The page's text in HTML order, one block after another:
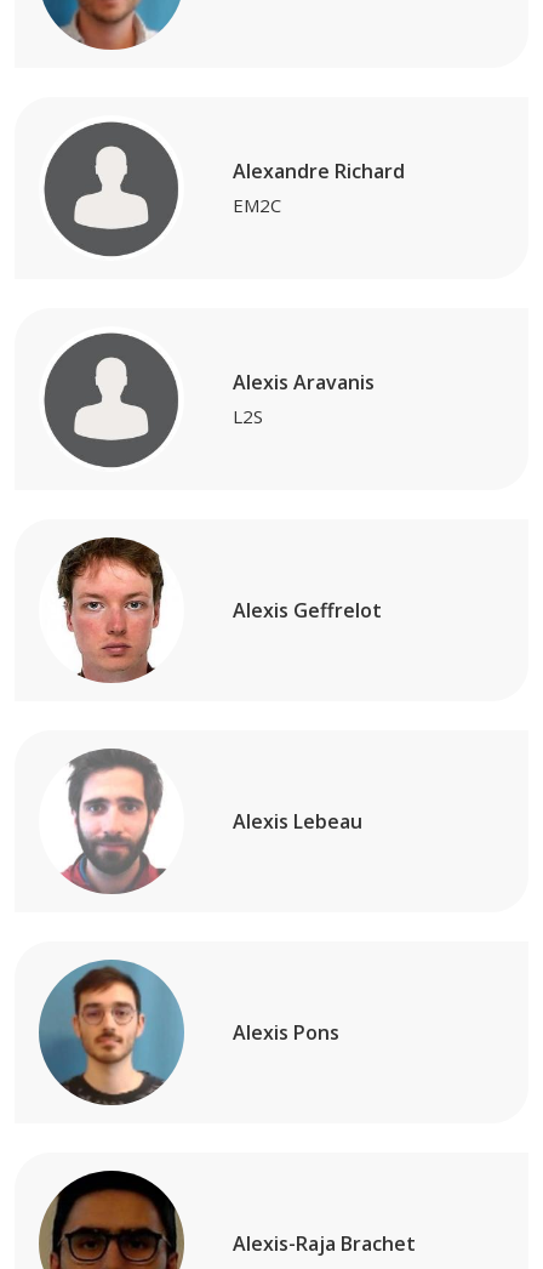
Alexandre Richard
EM2C
Alexis Aravanis
L2S
Alexis Geffrelot
Alexis Lebeau
Alexis Pons
Alexis-Raja Brachet